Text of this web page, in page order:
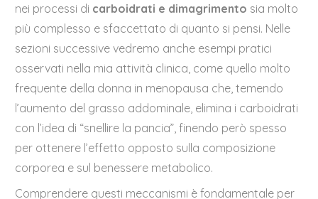
nei processi di carboidrati e dimagrimento sia molto
più complesso e sfaccettato di quanto si pensi. Nelle
sezioni successive vedremo anche esempi pratici
osservati nella mia attività clinica, come quello molto
frequente della donna in menopausa che, temendo
l’aumento del grasso addominale, elimina i carboidrati
con l’idea di “snellire la pancia”, finendo però spesso
per ottenere l’effetto opposto sulla composizione
corporea e sul benessere metabolico.
Comprendere questi meccanismi è fondamentale per